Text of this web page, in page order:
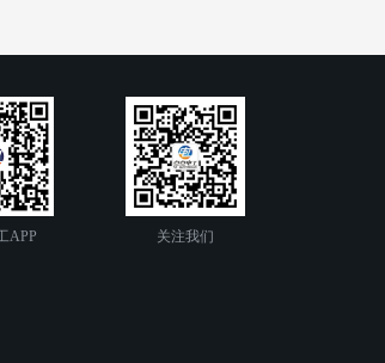
APP 关注我们